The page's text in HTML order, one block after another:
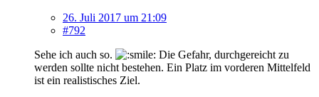
26. Juli 2017 um 21:09
#792
Sehe ich auch so.
Die Gefahr, durchgereicht zu
werden sollte nicht bestehen. Ein Platz im vorderen Mittelfeld
ist ein realistisches Ziel.